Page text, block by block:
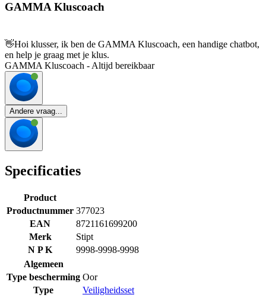
GAMMA Kluscoach
👋Hoi klusser, ik ben de GAMMA Kluscoach, een handige chatbot,
en help je graag met je klus.
GAMMA Kluscoach - Altijd bereikbaar
Andere vraag...
Specificaties
Product
Productnummer 377023
EAN
8721161699200
Merk
Stipt
N P K
9998-9998-9998
Algemeen
Type bescherming Oor
Type
Veiligheidsset